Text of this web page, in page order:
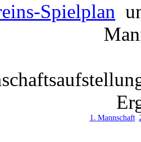
Spielplan
1. Mannschaft